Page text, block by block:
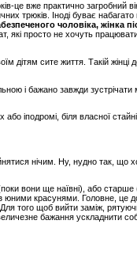
це вже практично загробний
трюків. Іноді буває
чоловіка, жінка
просто не хочуть
дітям сите життя. Такій жінці
і бажано завжди
іподромі, біля власної стайні.
нічим. Ну, нудно так, що
(поки вони ще наївні), або
юними красунями. Головне, це
того щоб вийти заміж,
бажання ускладнити